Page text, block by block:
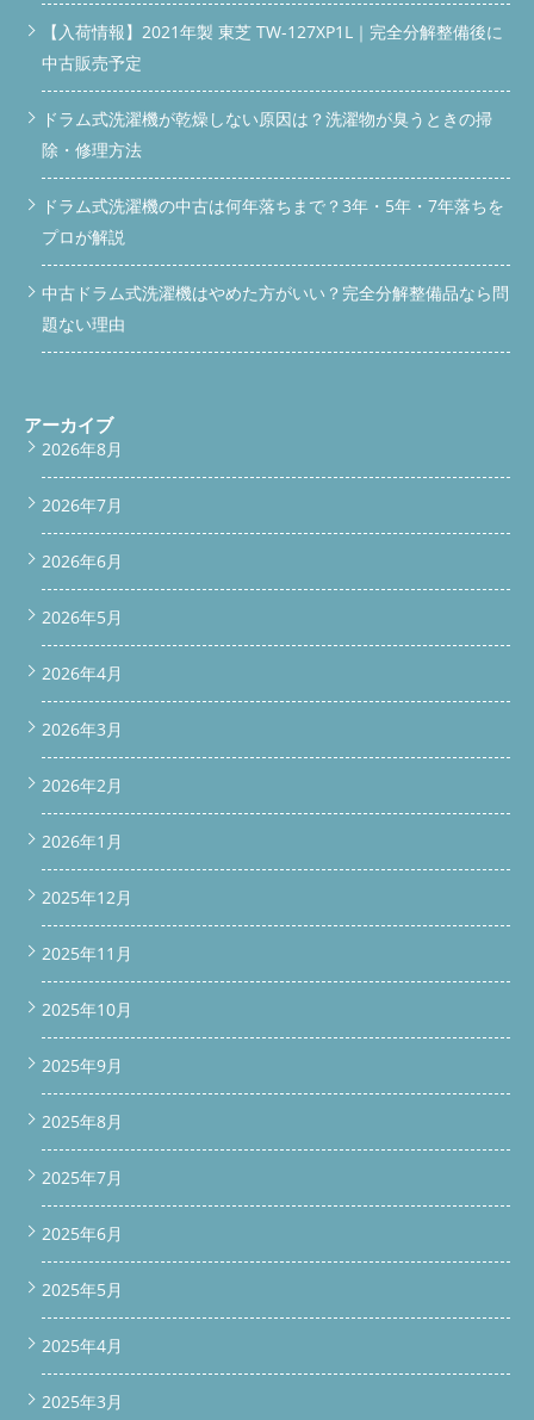
【入荷情報】2021年製 東芝 TW-127XP1L｜完全分解整備後に
中古販売予定
ドラム式洗濯機が乾燥しない原因は？洗濯物が臭うときの掃
除・修理方法
ドラム式洗濯機の中古は何年落ちまで？3年・5年・7年落ちを
プロが解説
中古ドラム式洗濯機はやめた方がいい？完全分解整備品なら問
題ない理由
アーカイブ
2026年8月
2026年7月
2026年6月
2026年5月
2026年4月
2026年3月
2026年2月
2026年1月
2025年12月
2025年11月
2025年10月
2025年9月
2025年8月
2025年7月
2025年6月
2025年5月
2025年4月
2025年3月